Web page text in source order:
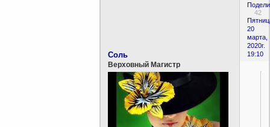
42
20
марта,
2020г.
19:10
Соль
Верховный Магистр